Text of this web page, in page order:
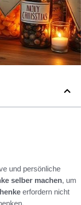
und persönliche
selber machen, um
erfordern nicht